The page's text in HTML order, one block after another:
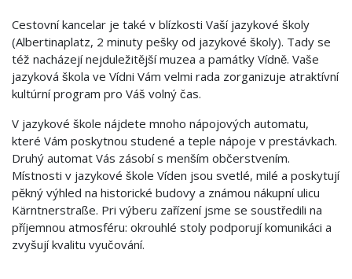
Cestovní kancelar je také v blízkosti Vaší jazykové školy
(Albertinaplatz, 2 minuty pešky od jazykové školy). Tady se
též nacházejí nejduležitější muzea a památky Vídně. Vaše
jazyková škola ve Vídni Vám velmi rada zorganizuje atraktívní
kultúrní program pro Váš volný čas.
V jazykové škole nájdete mnoho nápojových automatu,
které Vám poskytnou studené a teple nápoje v prestávkach.
Druhý automat Vás zásobí s menším občerstvením.
Místnosti v jazykové škole Víden jsou svetlé, milé a poskytují
pěkný výhled na historické budovy a známou nákupní ulicu
Kärntnerstraße. Pri výberu zařízení jsme se soustředili na
příjemnou atmosféru: okrouhlé stoly podporují komunikáci a
zvyšují kvalitu vyučování.